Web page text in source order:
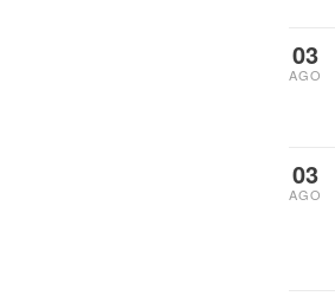
03
AGO
03
AGO